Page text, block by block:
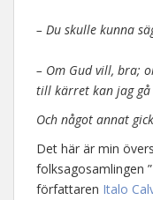
– Du skulle kunna
– Om Gud vill, bra;
till kärret kan jag gå
Och något annat
Det här är min
folksagosamlingen
författaren Italo